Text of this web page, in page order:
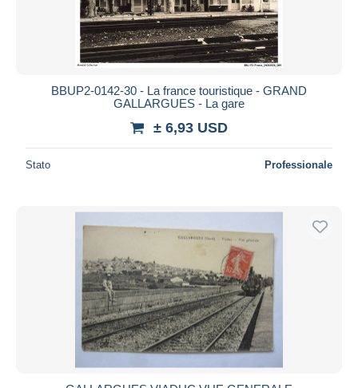
BBUP2-0142-30 - La france touristique - GRAND
GALLARGUES - La gare
± 6,93 USD
Stato Professionale